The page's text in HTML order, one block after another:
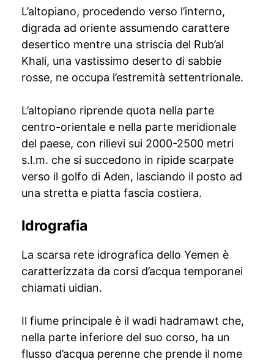
L’altopiano, procedendo verso l’interno,
digrada ad oriente assumendo carattere
desertico mentre una striscia del Rub’al
Khali, una vastissimo deserto di sabbie
rosse, ne occupa l’estremità settentrionale.
L’altopiano riprende quota nella parte
centro-orientale e nella parte meridionale
del paese, con rilievi sui 2000-2500 metri
s.l.m. che si succedono in ripide scarpate
verso il golfo di Aden, lasciando il posto ad
una stretta e piatta fascia costiera.
Idrografia
La scarsa rete idrografica dello Yemen è
caratterizzata da corsi d’acqua temporanei
chiamati uidian.
Il fiume principale è il wadi hadramawt che,
nella parte inferiore del suo corso, ha un
flusso d’acqua perenne che prende il nome